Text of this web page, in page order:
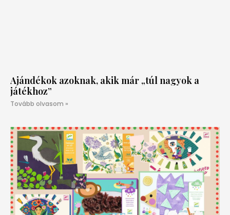
Ajándékok azoknak, akik már „túl nagyok a
játékhoz”
Tovább olvasom »